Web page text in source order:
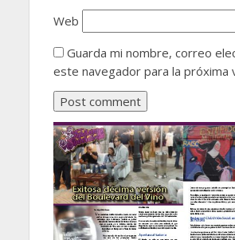
Web
Guarda mi nombre, correo
este navegador para la próxima